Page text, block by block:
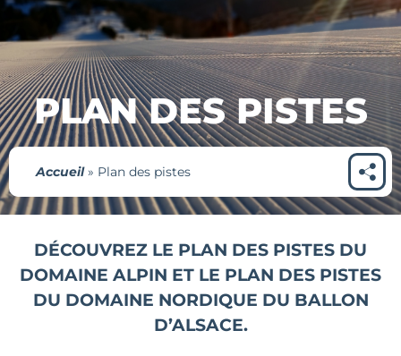
PLAN DES PISTES
Accueil» Plan des pistes
DÉCOUVREZ LE PLAN DES PISTES DU
DOMAINE ALPIN ET LE PLAN DES PISTES
DU DOMAINE NORDIQUE DU BALLON
D’ALSACE.